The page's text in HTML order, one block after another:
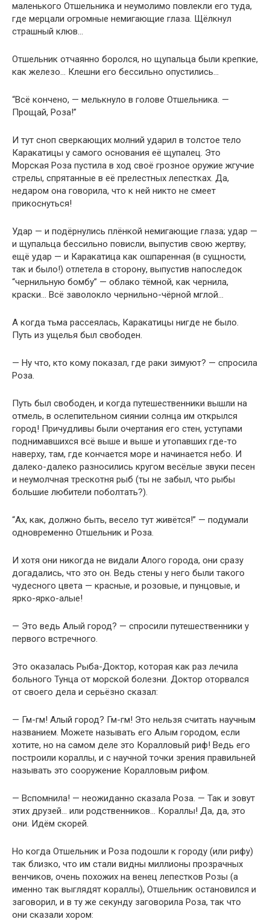
маленького Отшельника и неумолимо повлекли его туда,
где мерцали огромные немигающие глаза. Щёлкнул
страшный клюв…
Отшельник отчаянно боролся, но щупальца были крепкие,
как железо… Клешни его бессильно опустились…
“Всё кончено, — мелькнуло в голове Отшельника. —
Прощай, Роза!”
И тут сноп сверкающих молний ударил в толстое тело
Каракатицы у самого основания её щупалец. Это
Морская Роза пустила в ход своё грозное оружие жгучие
стрелы, спрятанные в её прелестных лепестках. Да,
недаром она говорила, что к ней никто не смеет
прикоснуться!
Удар — и подёрнулись плёнкой немигающие глаза; удар —
и щупальца бессильно повисли, выпустив свою жертву;
ещё удар — и Каракатица как ошпаренная (в сущности,
так и было!) отлетела в сторону, выпустив напоследок
“чернильную бомбу” — облако тёмной, как чернила,
краски… Всё заволокло чернильно-чёрной мглой…
А когда тьма рассеялась, Каракатицы нигде не было.
Путь из ущелья был свободен.
— Ну что, кто кому показал, где раки зимуют? — спросила
Роза.
Путь был свободен, и когда путешественники вышли на
отмель, в ослепительном сиянии солнца им открылся
город! Причудливы были очертания его стен, уступами
поднимавшихся всё выше и выше и утопавших где-то
наверху, там, где кончается море и начинается небо. И
далеко-далеко разносились кругом весёлые звуки песен
и неумолчная трескотня рыб (ты не забыл, что рыбы
большие любители поболтать?).
“Ах, как, должно быть, весело тут живётся!” — подумали
одновременно Отшельник и Роза.
И хотя они никогда не видали Алого города, они сразу
догадались, что это он. Ведь стены у него были такого
чудесного цвета — красные, и розовые, и пунцовые, и
ярко-ярко-алые!
— Это ведь Алый город? — спросили путешественники у
первого встречного.
Это оказалась Рыба-Доктор, которая как раз лечила
больного Тунца от морской болезни. Доктор оторвался
от своего дела и серьёзно сказал:
— Гм-гм! Алый город? Гм-гм! Это нельзя считать научным
названием. Можете называть его Алым городом, если
хотите, но на самом деле это Коралловый риф! Ведь его
построили кораллы, и с научной точки зрения правильней
называть это сооружение Коралловым рифом.
— Вспомнила! — неожиданно сказала Роза. — Так и зовут
этих друзей… или родственников… Кораллы! Да, да, это
они. Идём скорей.
Но когда Отшельник и Роза подошли к городу (или рифу)
так близко, что им стали видны миллионы прозрачных
венчиков, очень похожих на венец лепестков Розы (а
именно так выглядят кораллы), Отшельник остановился и
заговорил, и в ту же секунду заговорила Роза, так что
они сказали хором: